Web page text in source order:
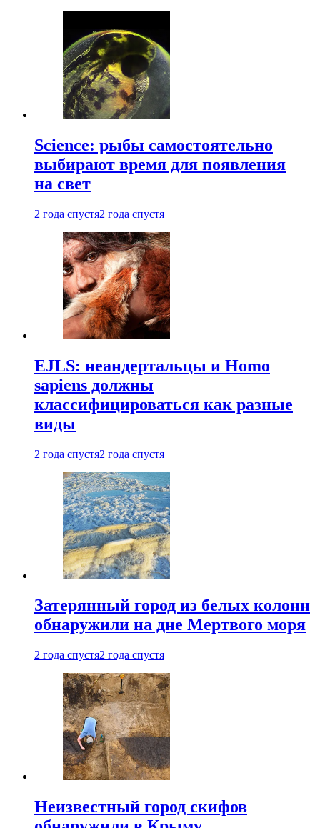
Science: рыбы самостоятельно
выбирают время для появления
на свет
2 года спустя2 года спустя
EJLS: неандертальцы и Homo
sapiens должны
классифицироваться как разные
виды
2 года спустя2 года спустя
Затерянный город из белых колонн
обнаружили на дне Мертвого моря
2 года спустя2 года спустя
Неизвестный город скифов